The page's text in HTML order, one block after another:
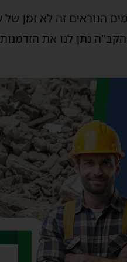
הנוראים זה לא זמן
נתן לנו את